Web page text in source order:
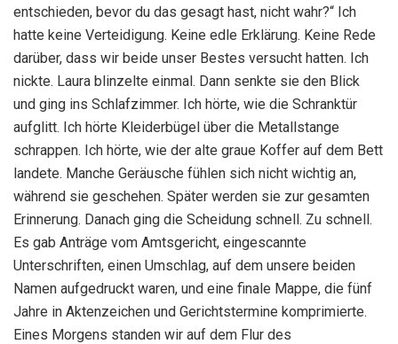
entschieden, bevor du das gesagt hast, nicht wahr?“ Ich
hatte keine Verteidigung. Keine edle Erklärung. Keine Rede
darüber, dass wir beide unser Bestes versucht hatten. Ich
nickte. Laura blinzelte einmal. Dann senkte sie den Blick
und ging ins Schlafzimmer. Ich hörte, wie die Schranktür
aufglitt. Ich hörte Kleiderbügel über die Metallstange
schrappen. Ich hörte, wie der alte graue Koffer auf dem Bett
landete. Manche Geräusche fühlen sich nicht wichtig an,
während sie geschehen. Später werden sie zur gesamten
Erinnerung. Danach ging die Scheidung schnell. Zu schnell.
Es gab Anträge vom Amtsgericht, eingescannte
Unterschriften, einen Umschlag, auf dem unsere beiden
Namen aufgedruckt waren, und eine finale Mappe, die fünf
Jahre in Aktenzeichen und Gerichtstermine komprimierte.
Eines Morgens standen wir auf dem Flur des